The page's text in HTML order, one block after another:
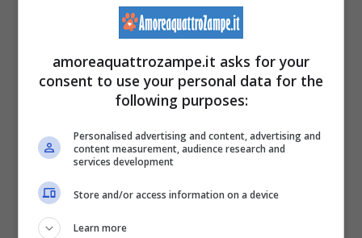
vaccinati e sono sprovvisti di microchip, un
tutto liscio”.
Potrebbe interessarti anche:Scoperto
traffico di cuccioli di cane di razza: il destino
dei sopravvissuti
amoreaquattrozampe.it asks for your
consent to use your personal data for the
following purposes:
Personalised advertising and content, advertising and
content measurement, audience research and
services development
Store and/or access information on a device
Learn more